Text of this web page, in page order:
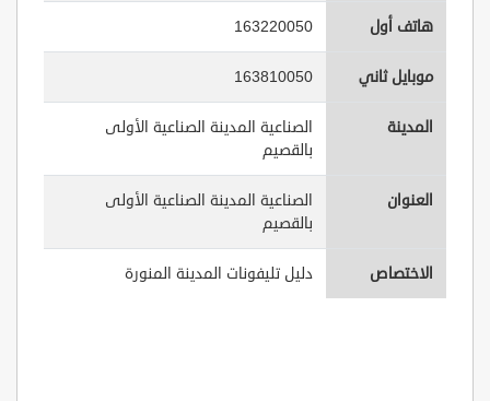
هاتف أول 163220050
موبايل ثاني 163810050
المدينة
الصناعية المدينة الصناعية الأولى
بالقصيم
العنوان
الصناعية المدينة الصناعية الأولى
بالقصيم
الاختصاص دليل تليفونات المدينة المنورة